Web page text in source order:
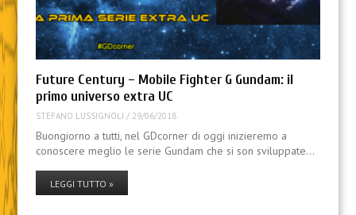
Future Century – Mobile Fighter G Gundam: il
primo universo extra UC
STEFANO LUSSIGNOLI / 29/06/2018
Buongiorno a tutti, nel GDcorner di oggi inizieremo a
conoscere meglio le serie Gundam che si son sviluppate…
LEGGI TUTTO »